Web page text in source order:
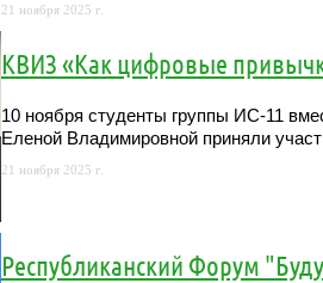
21 ноября 2025 г.
КВИЗ «Как цифровые
10 ноября студенты группы ИС-11
Еленой Владимировной приняли
21 ноября 2025 г.
Республиканский Форум